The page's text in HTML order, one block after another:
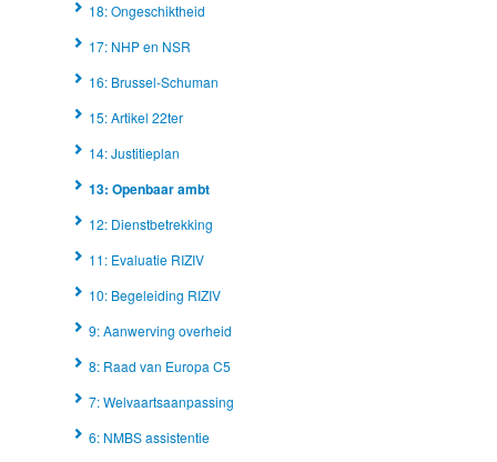
18: Ongeschiktheid
17: NHP en NSR
16: Brussel-Schuman
15: Artikel 22ter
14: Justitieplan
13: Openbaar ambt
12: Dienstbetrekking
11: Evaluatie RIZIV
10: Begeleiding RIZIV
9: Aanwerving overheid
8: Raad van Europa C5
7: Welvaartsaanpassing
6: NMBS assistentie